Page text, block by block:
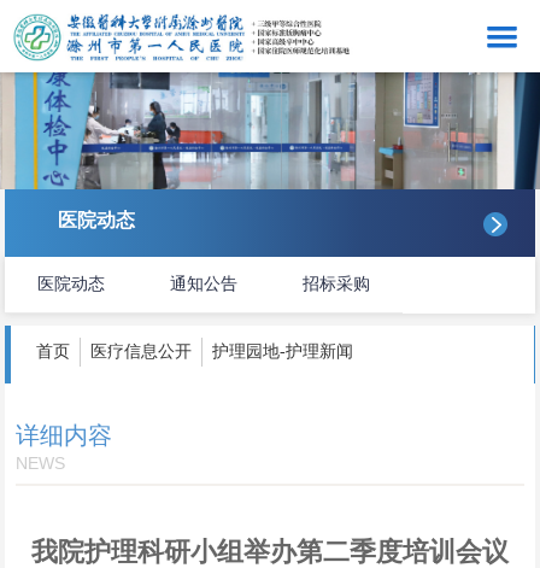
网站首页
医院概况
医务管理
护理服务
科研教学
党风廉政
医院动态
医院动态 通知公告 招标采购
首页 医疗信息公开 护理园地-护理新闻
详细内容
NEWS
我院护理科研小组举办第二季度培训会议